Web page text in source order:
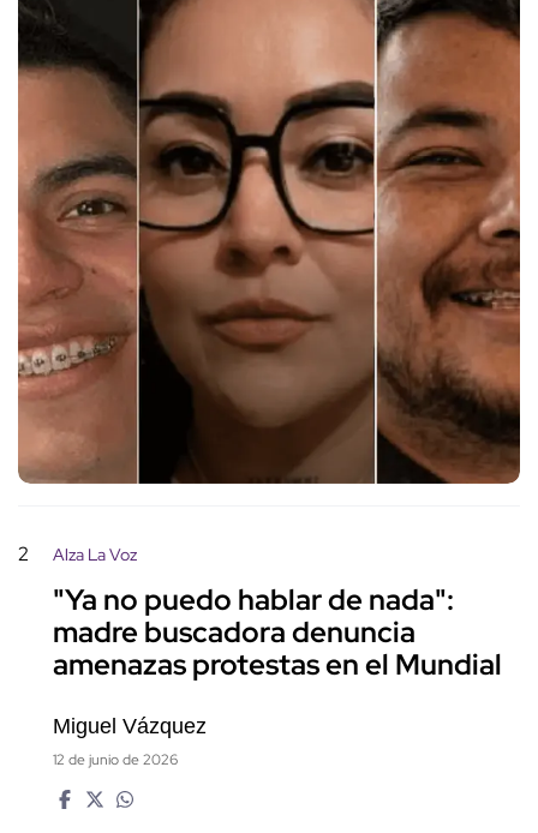
2 Alza La Voz
"Ya no puedo hablar de nada":
madre buscadora denuncia
amenazas protestas en el Mundial
Miguel Vázquez
12 de junio de 2026